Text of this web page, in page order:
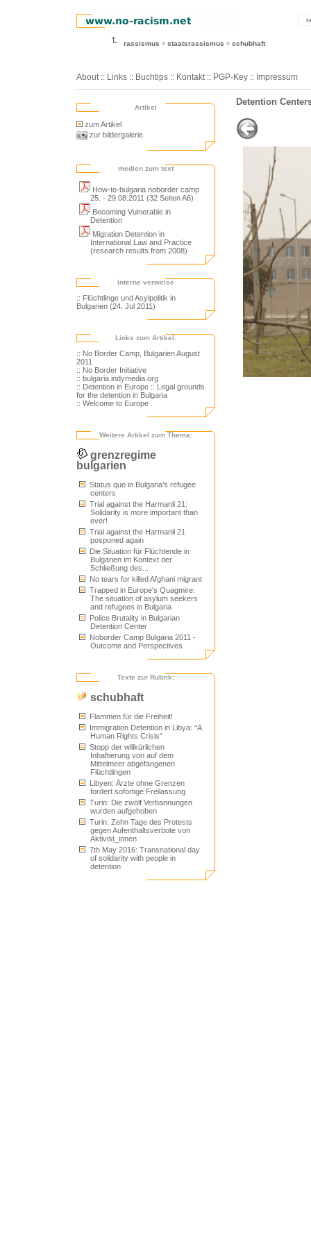
rassismus staatsrassismus schubhaft
About :: Links :: Buchtips :: Kontakt :: PGP-Key :: Impressum
Artikel
zum Artikel
zur bildergalerie
medien zum text
How-to-bulgaria noborder camp
25. - 29.08.2011 (32 Seiten A6)
Becoming Vulnerable in
Detention
Migration Detention in
International Law and Practice
(research results from 2008)
interne verweise
:: Flüchtlinge und Asylpolitik in
Bulgarien (24. Jul 2011)
Links zum Artikel:
:: No Border Camp, Bulgarien August
2011
:: No Border Initiative
:: bulgaria.indymedia.org
:: Detention in Europe :: Legal grounds
for the detention in Bulgaria
:: Welcome to Europe
Weitere Artikel zum Thema:
grenzregime
bulgarien
Status quo in Bulgaria’s refugee
centers
Trial against the Harmanli 21:
Solidarity is more important than
ever!
Trial against the Harmanli 21
posponed again
Die Situation für Flüchtende in
Bulgarien im Kontext der
Schließung des...
No tears for killed Afghani migrant
Trapped in Europe's Quagmire:
The situation of asylum seekers
and refugees in Bulgaria
Police Brutality in Bulgarian
Detention Center
Noborder Camp Bulgaria 2011 -
Outcome and Perspectives
Texte zur Rubrik:
schubhaft
Flammen für die Freiheit!
Immigration Detention in Libya: “A
Human Rights Crisis”
Stopp der willkürlichen
Inhaftierung von auf dem
Mittelmeer abgefangenen
Flüchtlingen
Libyen: Ärzte ohne Grenzen
fordert sofortige Freilassung
Turin: Die zwölf Verbannungen
wurden aufgehoben
Turin: Zehn Tage des Protests
gegen Aufenthaltsverbote von
Aktivist_innen
7th May 2016: Transnational day
of solidarity with people in
detention
Detention